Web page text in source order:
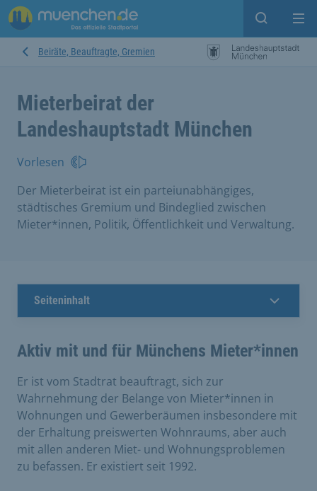
Suche
Beiräte, Beauftragte, Gremien
Mieterbeirat der
Landeshauptstadt München
Vorlesen
Der Mieterbeirat ist ein parteiunabhängiges,
städtisches Gremium und Bindeglied zwischen
Mieter*innen, Politik, Öffentlichkeit und Verwaltung.
Seiteninhalt
Aktiv mit und für Münchens Mieter*innen
Er ist vom Stadtrat beauftragt, sich zur
Wahrnehmung der Belange von Mieter*innen in
Wohnungen und Gewerberäumen insbesondere mit
der Erhaltung preiswerten Wohnraums, aber auch
mit allen anderen Miet- und Wohnungsproblemen
zu befassen. Er existiert seit 1992.